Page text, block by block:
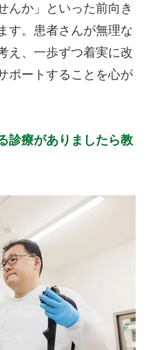
んか」といった前向き
す。患者さんが無理な
え、一歩ずつ着実に改
ポートすることを心が
診療がありましたら教